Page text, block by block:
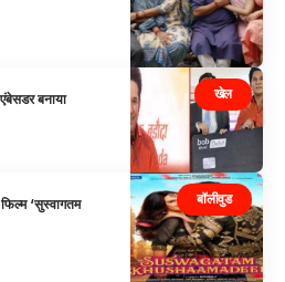
खेल
बनाया
बॉलीवुड
‘सुस्वागतम